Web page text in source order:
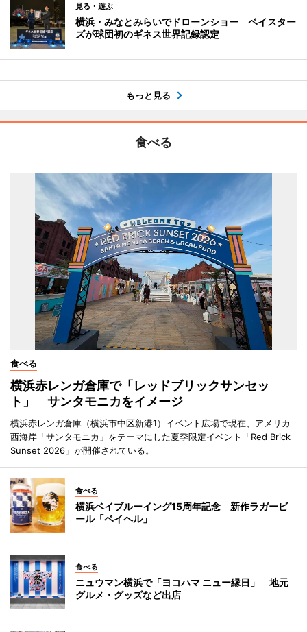
見る・遊ぶ
横浜・みなとみらいでドローンショー ベイスター
ズが球団初のギネス世界記録認定
もっと見る
食べる
食べる
横浜赤レンガ倉庫で「レッドブリックサンセッ
ト」 サンタモニカをイメージ
横浜赤レンガ倉庫（横浜市中区新港1）イベント広場で現在、アメリカ
西海岸「サンタモニカ」をテーマにした夏季限定イベント「Red Brick
Sunset 2026」が開催されている。
食べる
横浜ベイブルーイング15周年記念 新作ラガービ
ール「ベイヘル」
食べる
ニュウマン横浜で「ヨコハマ ニュー縁日」 地元
グルメ・グッズなど出店